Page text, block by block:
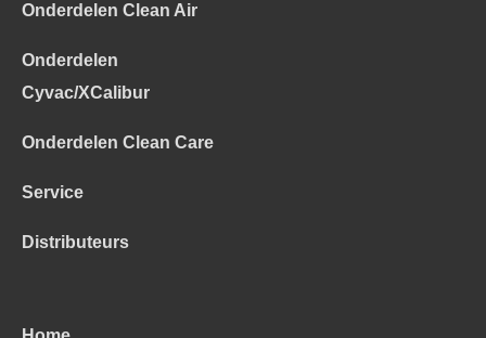
Onderdelen Clean Air
Onderdelen
Cyvac/XCalibur
Onderdelen Clean Care
Service
Distributeurs